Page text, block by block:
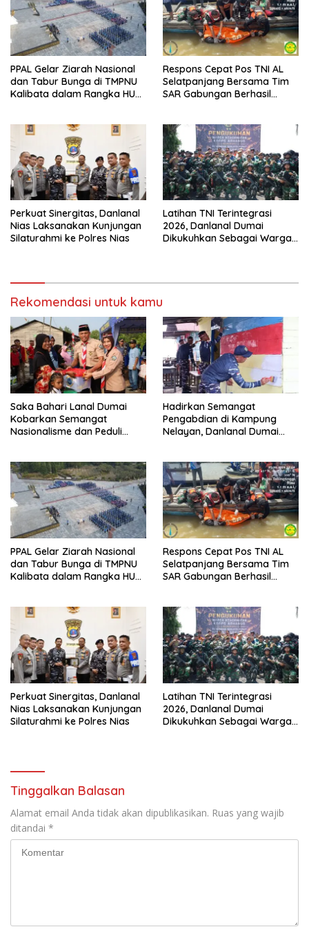
PPAL Gelar Ziarah Nasional
dan Tabur Bunga di TMPNU
Kalibata dalam Rangka HUT
Respons Cepat Pos TNI AL
Selatpanjang Bersama Tim
SAR Gabungan Berhasil
Mengkikip Kepulauan Meranti
Perkuat Sinergitas, Danlanal
Nias Laksanakan Kunjungan
Silaturahmi ke Polres Nias
Latihan TNI Terintegrasi
2026, Danlanal Dumai
Dikukuhkan Sebagai Warga
Rekomendasi untuk kamu
Saka Bahari Lanal Dumai
Kobarkan Semangat
Nasionalisme dan Peduli
Hadirkan Semangat
Pengabdian di Kampung
Nelayan, Danlanal Dumai
PPAL Gelar Ziarah Nasional
dan Tabur Bunga di TMPNU
Kalibata dalam Rangka HUT
Respons Cepat Pos TNI AL
Selatpanjang Bersama Tim
SAR Gabungan Berhasil
Mengkikip Kepulauan Meranti
Perkuat Sinergitas, Danlanal
Nias Laksanakan Kunjungan
Silaturahmi ke Polres Nias
Latihan TNI Terintegrasi
2026, Danlanal Dumai
Dikukuhkan Sebagai Warga
Tinggalkan Balasan
Alamat email Anda tidak akan dipublikasikan. Ruas yang wajib
ditandai *